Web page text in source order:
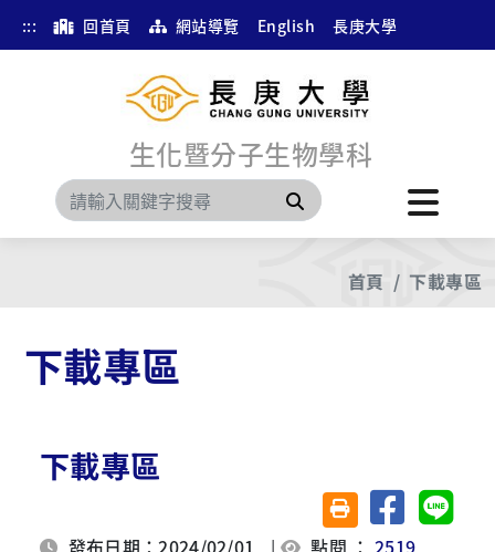
::: 回首頁 網站導覽 English 長庚大學
生化暨分子生物學科
搜尋
首頁 下載專區
下載專區
下載專區
友善列印(另開視窗)
分享至臉書分享
發布日期：2024/02/01 | 點閱 ：2519